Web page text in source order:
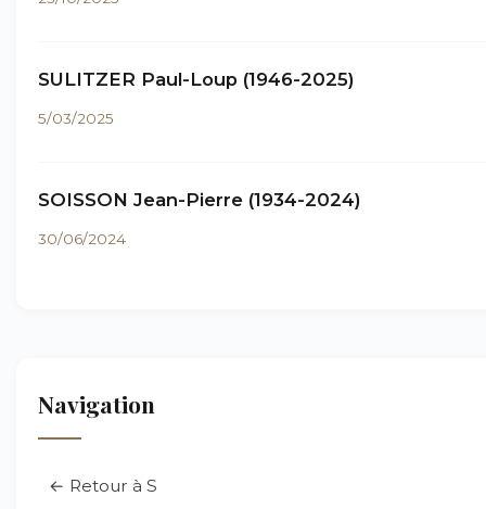
SULITZER Paul-Loup (1946-2025)
5/03/2025
SOISSON Jean-Pierre (1934-2024)
30/06/2024
Navigation
← Retour à S